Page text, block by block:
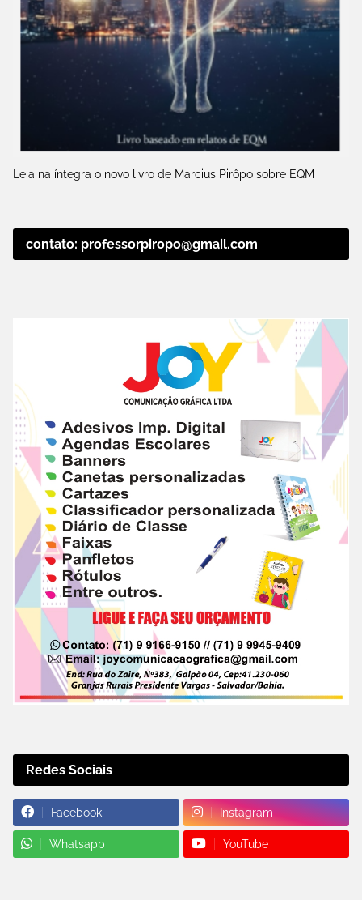
Leia na íntegra o novo livro de Marcius Pirôpo sobre EQM
contato: professorpiropo@gmail.com
Redes Sociais
Facebook Instagram
Whatsapp YouTube